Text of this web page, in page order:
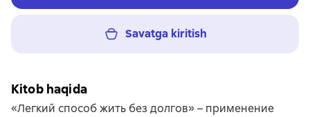
Savatga kiritish
Kitob haqida
«Легкий способ жить без долгов» – применение